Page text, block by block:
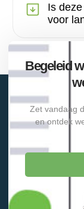
Is
voor
Begeleid
Zet vandaag
en ontdek